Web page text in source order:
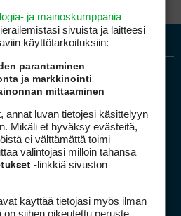
mediakortti
yhteystiedot
ja mainoskumppania
sivuista ja laitteesi
käyttötarkoituksiin:
parantaminen
ja markkinointi
mittaaminen
annat luvan tietojesi käsittelyyn
Mikäli et hyväksy evästeitä,
ei välttämättä toimi
valintojasi milloin tahansa
-linkkiä sivuston
käyttää tietojasi myös ilman
siihen oikeutettu peruste